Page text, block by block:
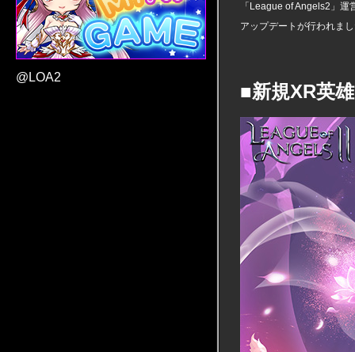
@LOA2
「League of Angels2」運
アップデートが行われま
■新規XR英